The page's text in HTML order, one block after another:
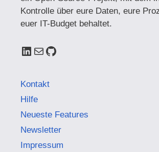
Kontrolle über eure Daten, eure
euer IT-Budget behaltet.
LinkedIn
E-MailGitHub
Kontakt
Hilfe
Neueste Features
Newsletter
Impressum